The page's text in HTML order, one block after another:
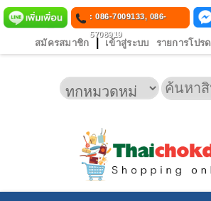
: 086-7009133, 086-
5708919
สมัครสมาชิก เข้าสู่ระบบ รายการโปรด